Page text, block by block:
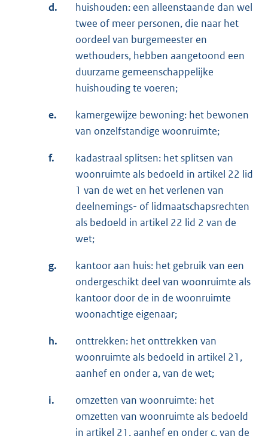
d.
huishouden: een alleenstaande dan wel
twee of meer personen, die naar het
oordeel van burgemeester en
wethouders, hebben aangetoond een
duurzame gemeenschappelijke
huishouding te voeren;
e.
kamergewijze bewoning: het bewonen
van onzelfstandige woonruimte;
f.
kadastraal splitsen: het splitsen van
woonruimte als bedoeld in artikel 22 lid
1 van de wet en het verlenen van
deelnemings- of lidmaatschapsrechten
als bedoeld in artikel 22 lid 2 van de
wet;
g.
kantoor aan huis: het gebruik van een
ondergeschikt deel van woonruimte als
kantoor door de in de woonruimte
woonachtige eigenaar;
h.
onttrekken: het onttrekken van
woonruimte als bedoeld in artikel 21,
aanhef en onder a, van de wet;
i.
omzetten van woonruimte: het
omzetten van woonruimte als bedoeld
in artikel 21, aanhef en onder c, van de